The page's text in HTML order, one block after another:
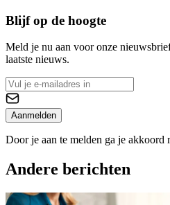
Blijf op de hoogte
Meld je nu aan voor onze
laatste nieuws.
Aanmelden
Door je aan te melden ga je akkoord
Andere berichten